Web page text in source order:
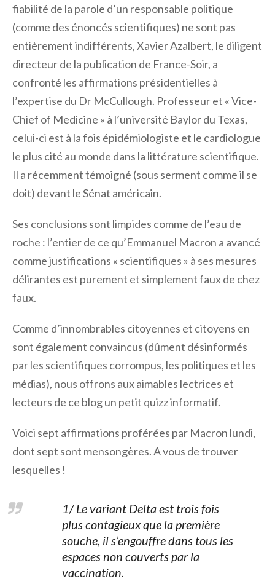
fiabilité de la parole d’un responsable politique
(comme des énoncés scientifiques) ne sont pas
entièrement indifférents, Xavier Azalbert, le diligent
directeur de la publication de France-Soir, a
confronté les affirmations présidentielles à
l’expertise du Dr McCullough. Professeur et « Vice-
Chief of Medicine » à l’université Baylor du Texas,
celui-ci est à la fois épidémiologiste et le cardiologue
le plus cité au monde dans la littérature scientifique.
Il a récemment témoigné (sous serment comme il se
doit) devant le Sénat américain.
Ses conclusions sont limpides comme de l’eau de
roche : l’entier de ce qu’Emmanuel Macron a avancé
comme justifications « scientifiques » à ses mesures
délirantes est purement et simplement faux de chez
faux.
Comme d’innombrables citoyennes et citoyens en
sont également convaincus (dûment désinformés
par les scientifiques corrompus, les politiques et les
médias), nous offrons aux aimables lectrices et
lecteurs de ce blog un petit quizz informatif.
Voici sept affirmations proférées par Macron lundi,
dont sept sont mensongères. A vous de trouver
lesquelles !
1/ Le variant Delta est trois fois
plus contagieux que la première
souche, il s’engouffre dans tous les
espaces non couverts par la
vaccination.